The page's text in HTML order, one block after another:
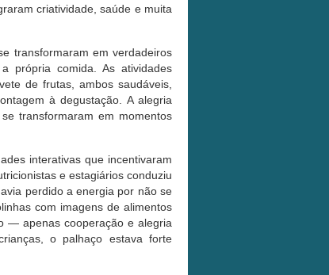
criatividade, saúde e muita
transformaram em verdadeiros
própria comida. As atividades
de frutas, ambos saudáveis,
à degustação. A alegria
transformaram em momentos
interativas que incentivaram
e estagiários conduziu
perdido a energia por não se
com imagens de alimentos
— apenas cooperação e alegria
o palhaço estava forte